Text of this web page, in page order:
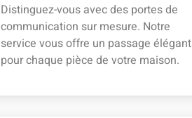
Distinguez-vous avec des portes de
communication sur mesure. Notre
service vous offre un passage élégant
pour chaque pièce de votre maison.